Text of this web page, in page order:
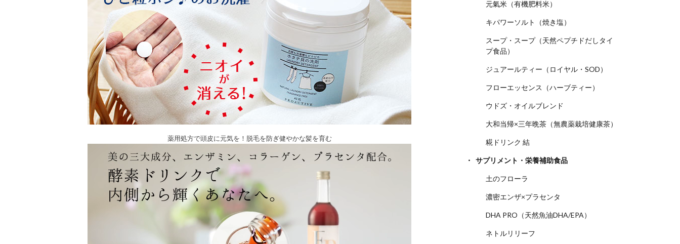
薬用処方で頭皮に元気を！脱毛を防ぎ健やかな髪を育む
元氣米（有機肥料米）
キパワーソルト（焼き塩）
スープ・スープ（天然ペプチドだしタイ
プ食品）
ジュアールティー（ロイヤル・SOD）
フローエッセンス（ハーブティー）
ウドズ・オイルブレンド
大和当帰×三年晩茶（無農薬栽培健康茶）
糀ドリンク 結
サプリメント・栄養補助食品
土のフローラ
濃密エンザ×プラセンタ
DHA PRO（天然魚油DHA/EPA）
ネトルリリーフ